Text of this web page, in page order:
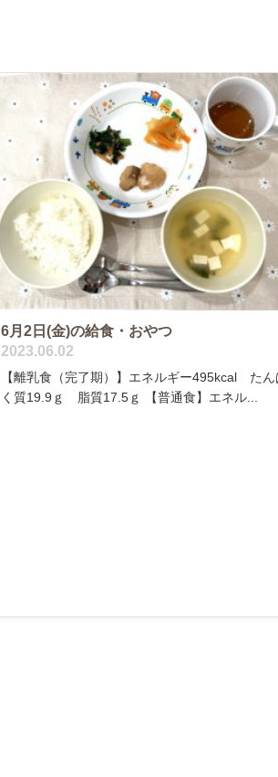
6月2日(金)の給食・おやつ
2023.06.02
【離乳食（完了期）】エネルギー495kcal たん
く質19.9ｇ 脂質17.5ｇ 【普通食】エネル...